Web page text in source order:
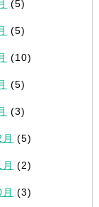
(5)
(5)
(10)
(5)
(3)
(5)
(2)
(3)